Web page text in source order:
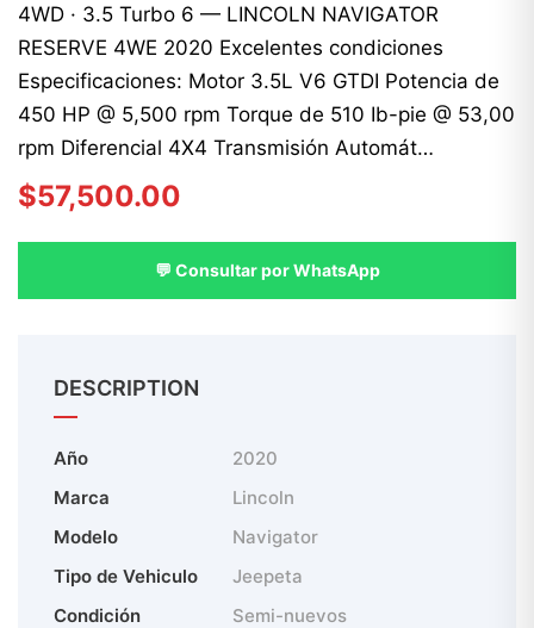
4WD · 3.5 Turbo 6 — LINCOLN NAVIGATOR
RESERVE 4WE 2020 Excelentes condiciones
Especificaciones: Motor 3.5L V6 GTDI Potencia de
450 HP @ 5,500 rpm Torque de 510 Ib-pie @ 53,00
rpm Diferencial 4X4 Transmisión Automát…
$57,500.00
💬 Consultar por WhatsApp
DESCRIPTION
Año
2020
Marca
Lincoln
Modelo
Navigator
Tipo de Vehiculo
Jeepeta
Condición
Semi-nuevos